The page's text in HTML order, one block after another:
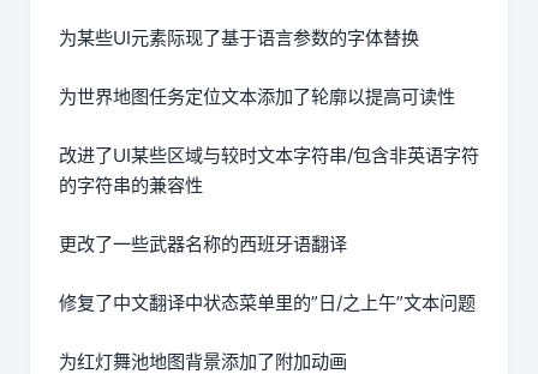
为某些UI元素际现了基于语言参数的字体替换
为世界地图任务定位文本添加了轮廓以提高可读性
改进了UI某些区域与较时文本字符串/包含非英语字符
的字符串的兼容性
更改了一些武器名称的西班牙语翻译
修复了中文翻译中状态菜单里的”日/之上午”文本问题
为红灯舞池地图背景添加了附加动画